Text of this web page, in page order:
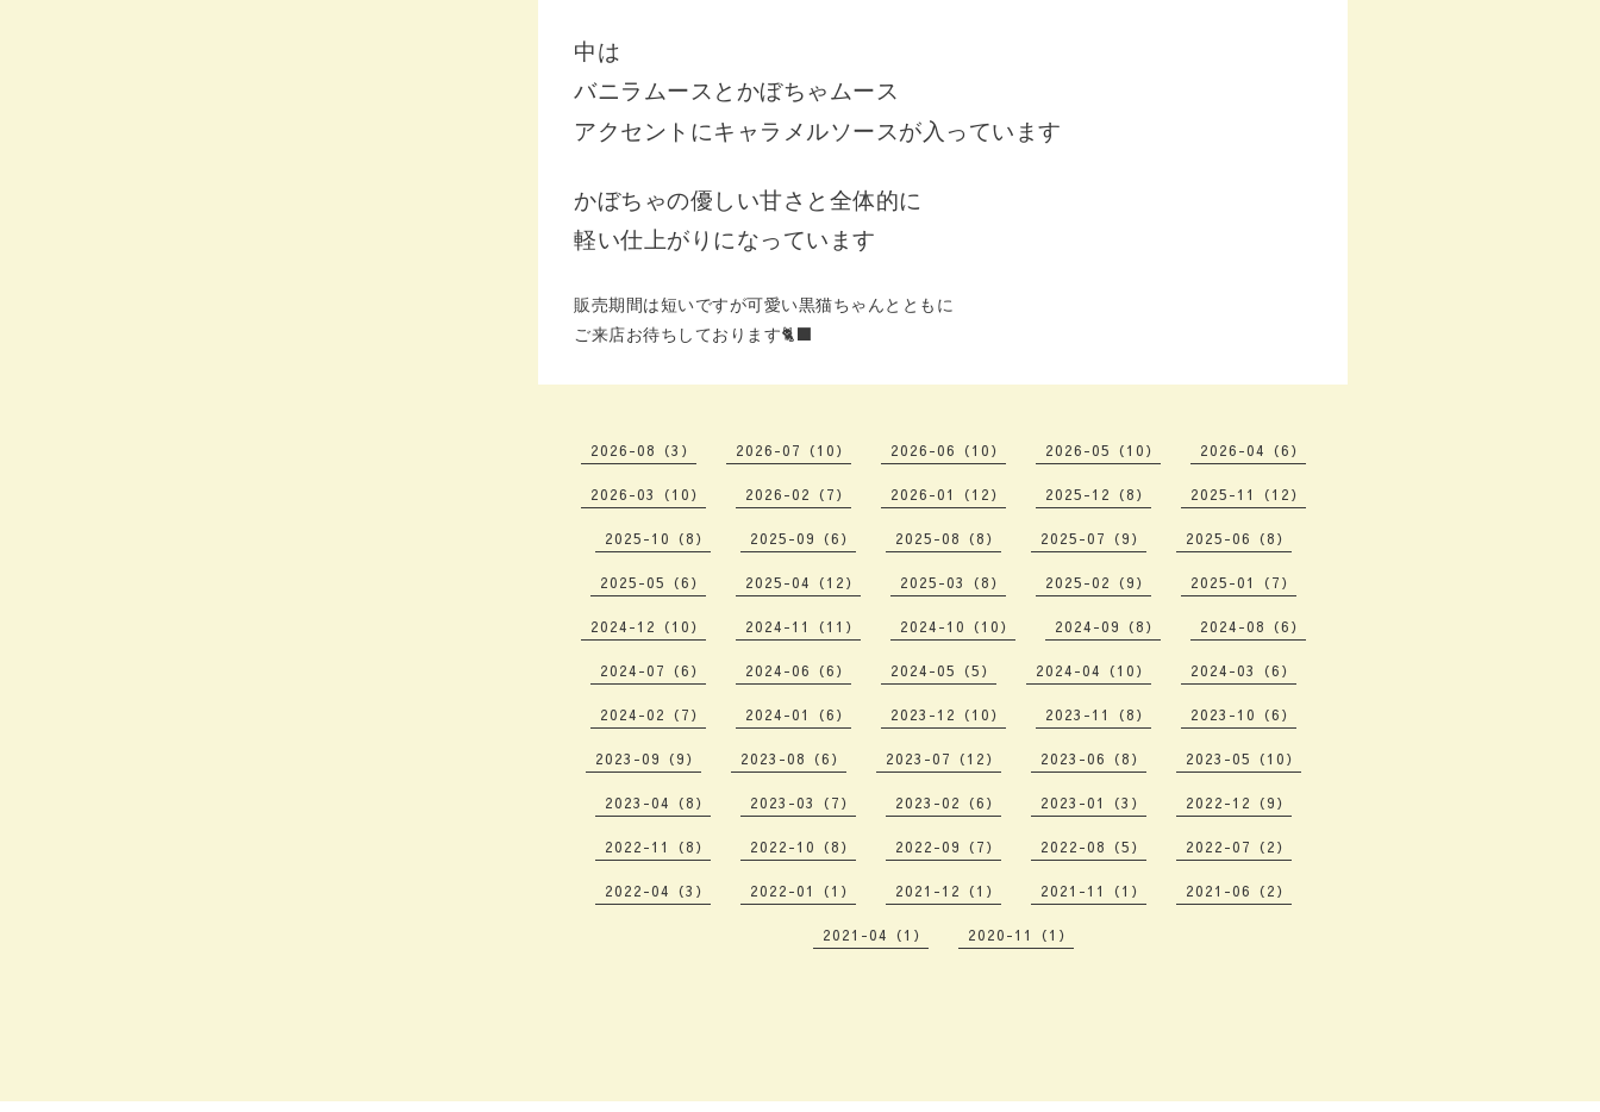
中は
バニラムースとかぼちゃムース
アクセントにキャラメルソースが入っています
かぼちゃの優しい甘さと全体的に
軽い仕上がりになっています
販売期間は短いですが可愛い黒猫ちゃんとともに
ご来店お待ちしております🐈‍⬛
2026-08（3） 2026-07（10） 2026-06（10） 2026-05（10） 2026-04（6）
2026-03（10） 2026-02（7） 2026-01（12） 2025-12（8） 2025-11（12）
2025-10（8） 2025-09（6） 2025-08（8） 2025-07（9） 2025-06（8）
2025-05（6） 2025-04（12） 2025-03（8） 2025-02（9） 2025-01（7）
2024-12（10） 2024-11（11） 2024-10（10） 2024-09（8） 2024-08（6）
2024-07（6） 2024-06（6） 2024-05（5） 2024-04（10） 2024-03（6）
2024-02（7） 2024-01（6） 2023-12（10） 2023-11（8） 2023-10（6）
2023-09（9） 2023-08（6） 2023-07（12） 2023-06（8） 2023-05（10）
2023-04（8） 2023-03（7） 2023-02（6） 2023-01（3） 2022-12（9）
2022-11（8） 2022-10（8） 2022-09（7） 2022-08（5） 2022-07（2）
2022-04（3） 2022-01（1） 2021-12（1） 2021-11（1） 2021-06（2）
2021-04（1） 2020-11（1）